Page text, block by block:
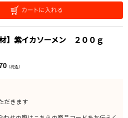
材】紫イカソーメン ２００ｇ
（税込）
だきます